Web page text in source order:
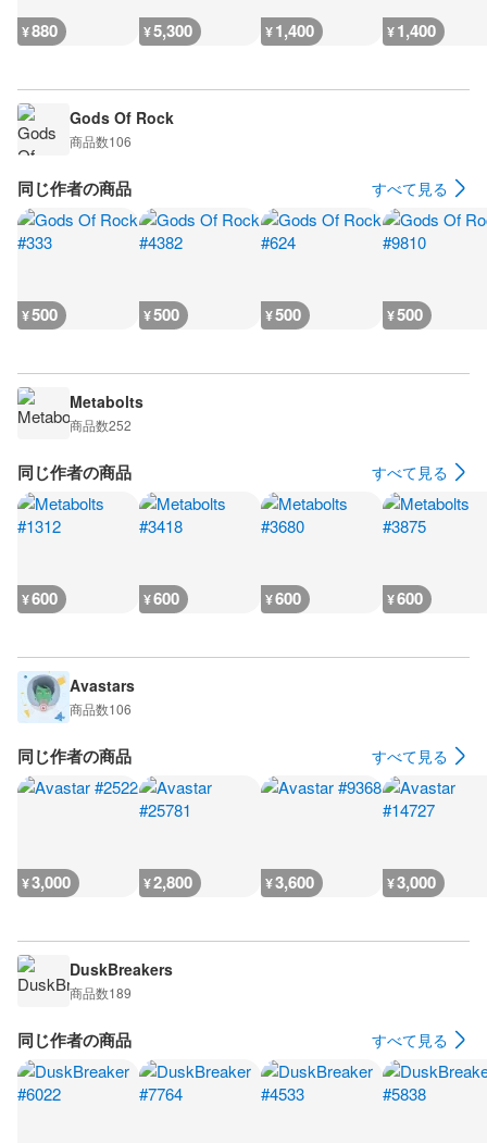
¥880 ¥5,300 ¥1,400 ¥1,400
Gods Of Rock
商品数106
同じ作者の商品 すべて見る
¥500 ¥500 ¥500 ¥500
Metabolts
商品数252
同じ作者の商品 すべて見る
¥600 ¥600 ¥600 ¥600
Avastars
商品数106
同じ作者の商品 すべて見る
¥3,000 ¥2,800 ¥3,600 ¥3,000
DuskBreakers
商品数189
同じ作者の商品 すべて見る